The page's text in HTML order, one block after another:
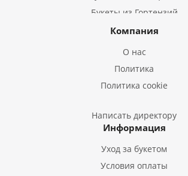
Букеты из Гортензий
Букеты из Ирисов
Букеты из Эустом
Букеты из Гладиолусов
Букеты из Тюльпанов
Компания
О нас
Политика
Политика cookie
Написать директору
Информация
Уход за букетом
Условия оплаты